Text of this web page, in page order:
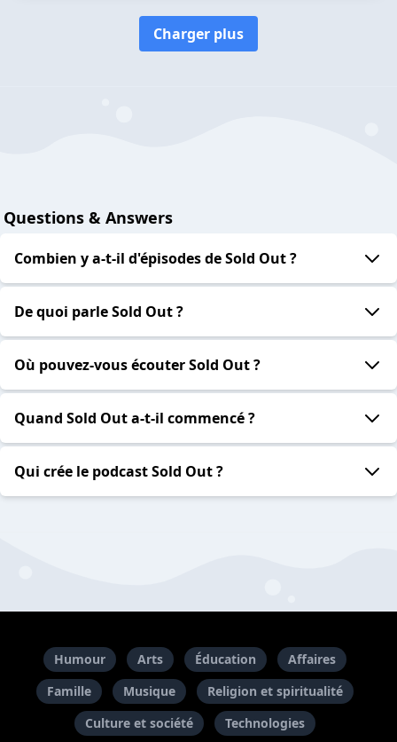
Charger plus
Questions & Answers
Combien y a-t-il d'épisodes de Sold Out ?
De quoi parle Sold Out ?
Où pouvez-vous écouter Sold Out ?
Quand Sold Out a-t-il commencé ?
Qui crée le podcast Sold Out ?
Humour Arts Éducation
Affaires
Famille
Musique
Religion et spiritualité
Culture et société
Technologies